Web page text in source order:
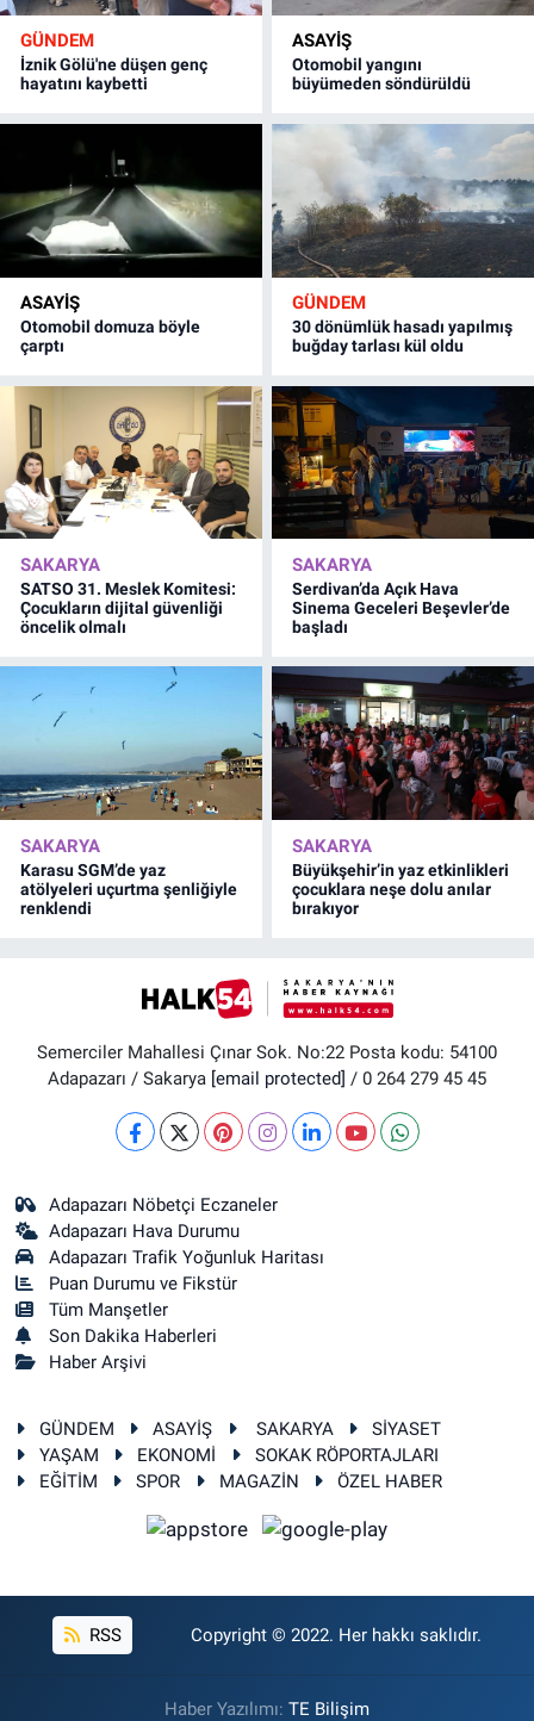
GÜNDEM
İznik Gölü'ne düşen genç
hayatını kaybetti
ASAYİŞ
Otomobil yangını
büyümeden söndürüldü
ASAYİŞ
Otomobil domuza böyle
çarptı
GÜNDEM
30 dönümlük hasadı yapılmış
buğday tarlası kül oldu
SAKARYA
SATSO 31. Meslek Komitesi:
Çocukların dijital güvenliği
öncelik olmalı
SAKARYA
Serdivan’da Açık Hava
Sinema Geceleri Beşevler’de
başladı
SAKARYA
Karasu SGM’de yaz
atölyeleri uçurtma şenliğiyle
renklendi
SAKARYA
Büyükşehir’in yaz etkinlikleri
çocuklara neşe dolu anılar
bırakıyor
Semerciler Mahallesi Çınar Sok. No:22 Posta kodu: 54100
Adapazarı / Sakarya [email protected] / 0 264 279 45 45
Adapazarı Nöbetçi Eczaneler
Adapazarı Hava Durumu
Adapazarı Trafik Yoğunluk Haritası
Puan Durumu ve Fikstür
Tüm Manşetler
Son Dakika Haberleri
Haber Arşivi
GÜNDEM ASAYİŞ SAKARYA
SİYASET
YAŞAM
EKONOMİ
SOKAK RÖPORTAJLARI
EĞİTİM
SPOR MAGAZİN ÖZEL HABER
RSS Copyright © 2022. Her hakkı saklıdır.
Haber Yazılımı: TE Bilişim